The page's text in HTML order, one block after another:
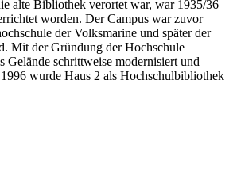
alte Bibliothek verortet war, war 1935/36
worden. Der Campus war zuvor
der Volksmarine und später der
Mit der Gründung der Hochschule
Gelände schrittweise modernisiert und
wurde Haus 2 als Hochschulbibliothek